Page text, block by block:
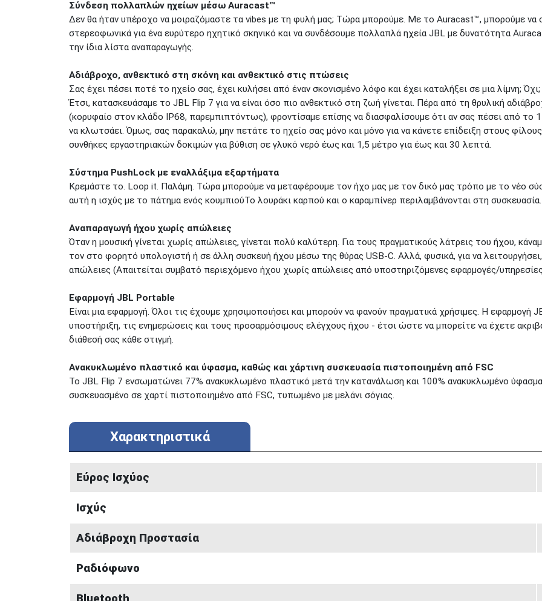
Σύνδεση πολλαπλών ηχείων μέσω Auracast™
Δεν θα ήταν υπέροχο να μοιραζόμαστε τα vibes με τη φυλή μας; Τώρα μπορούμε. Με το Auracast™, μπορούμε να
στερεοφωνικά για ένα ευρύτερο ηχητικό σκηνικό και να συνδέσουμε πολλαπλά ηχεία JBL με δυνατότητα
την ίδια λίστα αναπαραγωγής.
Αδιάβροχο, ανθεκτικό στη σκόνη και ανθεκτικό στις πτώσεις
Σας έχει πέσει ποτέ το ηχείο σας, έχει κυλήσει από έναν σκονισμένο λόφο και έχει καταλήξει σε μια λίμνη;
Έτσι, κατασκευάσαμε το JBL Flip 7 για να είναι όσο πιο ανθεκτικό στη ζωή γίνεται. Πέρα από τη θρυλική
(κορυφαίο στον κλάδο IP68, παρεμπιπτόντως), φροντίσαμε επίσης να διασφαλίσουμε ότι αν σας πέσει από το
να κλωτσάει. Όμως, σας παρακαλώ, μην πετάτε το ηχείο σας μόνο και μόνο για να κάνετε επίδειξη στους
συνθήκες εργαστηριακών δοκιμών για βύθιση σε γλυκό νερό έως και 1,5 μέτρο για έως και 30 λεπτά.
Σύστημα PushLock με εναλλάξιμα εξαρτήματα
Κρεμάστε το. Loop it. Παλάμη. Τώρα μπορούμε να μεταφέρουμε τον ήχο μας με τον δικό μας τρόπο με το νέο
αυτή η ισχύς με το πάτημα ενός κουμπιούΤο λουράκι καρπού και ο καραμπίνερ περιλαμβάνονται στη συσκευασία.
Αναπαραγωγή ήχου χωρίς απώλειες
Όταν η μουσική γίνεται χωρίς απώλειες, γίνεται πολύ καλύτερη. Για τους πραγματικούς λάτρεις του ήχου,
τον στο φορητό υπολογιστή ή σε άλλη συσκευή ήχου μέσω της θύρας USB-C. Αλλά, φυσικά, για να
απώλειες (Απαιτείται συμβατό περιεχόμενο ήχου χωρίς απώλειες από υποστηριζόμενες εφαρμογές/
Εφαρμογή JBL Portable
Είναι μια εφαρμογή. Όλοι τις έχουμε χρησιμοποιήσει και μπορούν να φανούν πραγματικά χρήσιμες. Η εφαρμογή
υποστήριξη, τις ενημερώσεις και τους προσαρμόσιμους ελέγχους ήχου - έτσι ώστε να μπορείτε να έχετε
διάθεσή σας κάθε στιγμή.
Ανακυκλωμένο πλαστικό και ύφασμα, καθώς και χάρτινη συσκευασία πιστοποιημένη από FSC
Το JBL Flip 7 ενσωματώνει 77% ανακυκλωμένο πλαστικό μετά την κατανάλωση και 100% ανακυκλωμένο ύφασμα
συσκευασμένο σε χαρτί πιστοποιημένο από FSC, τυπωμένο με μελάνι σόγιας.
Χαρακτηριστικά
Εύρος Ισχύος
Ισχύς
Αδιάβροχη Προστασία
Ραδιόφωνο